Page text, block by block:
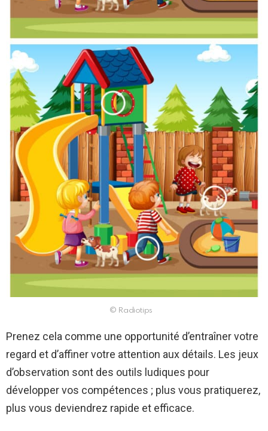
© Radiotips
Prenez cela comme une opportunité d’entraîner votre
regard et d’affiner votre attention aux détails. Les jeux
d’observation sont des outils ludiques pour
développer vos compétences ; plus vous pratiquerez,
plus vous deviendrez rapide et efficace.